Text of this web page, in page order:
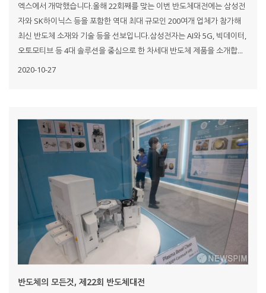
엑스에서 개막했습니다.올해 22회째를 맞는 이번 반도체대전에는 삼성전
자와 SK하이닉스 등을 포함한 역대 최대 규모인 200여개 업체가 참가해
최신 반도체 소재와 기술 등을 선보입니다.삼성전자는 AI와 5G, 빅데이터,
오토모티브 등 4대 솔루션을 중심으로 한 차세대 반도체 제품을 소개합...
2020-10-27
반도체의 모든것, 제22회 반도체대전